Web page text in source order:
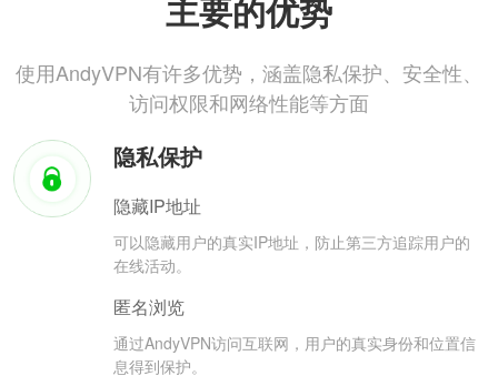
主要的优势
使用AndyVPN有许多优势，涵盖隐私保护、安全性、
访问权限和网络性能等方面
隐私保护
隐藏IP地址
可以隐藏用户的真实IP地址，防止第三方追踪用户的
在线活动。
匿名浏览
通过AndyVPN访问互联网，用户的真实身份和位置信
息得到保护。